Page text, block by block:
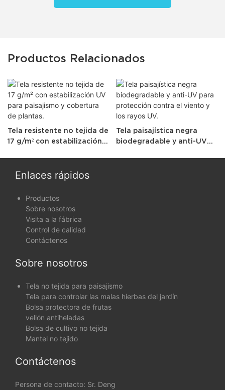
Productos Relacionados
Tela resistente no tejida de
17 g/m² con estabilización
Tela paisajística negra
biodegradable y anti-UV
Enlaces rápidos
Productos
Sobre nosotros
Visita a la fábrica
Control de calidad
Contáctenos
Sobre nosotros
Tela no tejida para paisajismo
Tela para controlar las malas hierbas del jardín
Bolsa protectora de frutas
vellón antiheladas
Bolsa de cultivo no tejida
Mantel no tejido
Contáctenos
Persona de contacto: Sr. Deng